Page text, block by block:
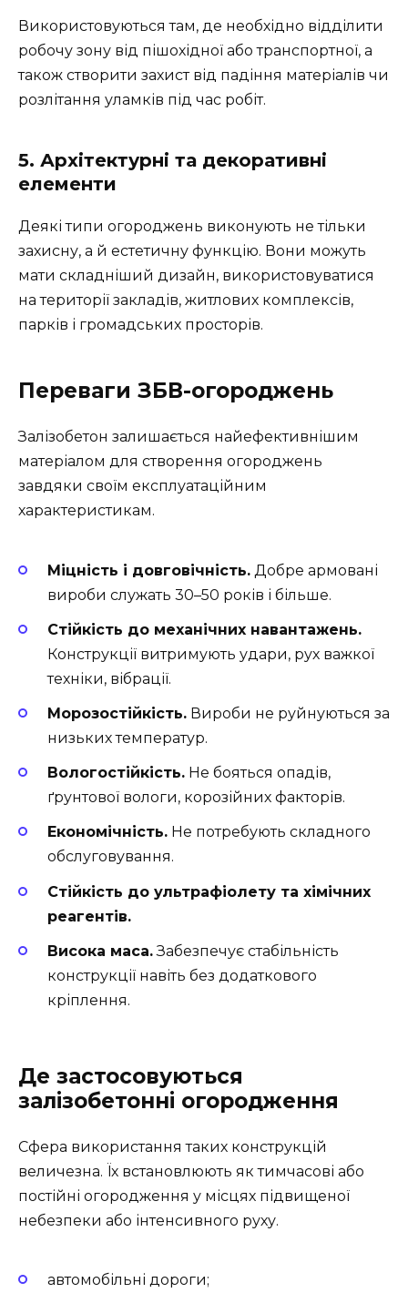
Використовуються там, де необхідно відділити
робочу зону від пішохідної або транспортної, а
також створити захист від падіння матеріалів чи
розлітання уламків під час робіт.
5. Архітектурні та декоративні
елементи
Деякі типи огороджень виконують не тільки
захисну, а й естетичну функцію. Вони можуть
мати складніший дизайн, використовуватися
на території закладів, житлових комплексів,
парків і громадських просторів.
Переваги ЗБВ-огороджень
Залізобетон залишається найефективнішим
матеріалом для створення огороджень
завдяки своїм експлуатаційним
характеристикам.
Міцність і довговічність. Добре армовані
вироби служать 30–50 років і більше.
Стійкість до механічних навантажень.
Конструкції витримують удари, рух важкої
техніки, вібрації.
Морозостійкість. Вироби не руйнуються за
низьких температур.
Вологостійкість. Не бояться опадів,
ґрунтової вологи, корозійних факторів.
Економічність. Не потребують складного
обслуговування.
Стійкість до ультрафіолету та хімічних
реагентів.
Висока маса.Забезпечує стабільність
конструкції навіть без додаткового
кріплення.
Де застосовуються
залізобетонні огородження
Сфера використання таких конструкцій
величезна. Їх встановлюють як тимчасові або
постійні огородження у місцях підвищеної
небезпеки або інтенсивного руху.
автомобільні дороги;